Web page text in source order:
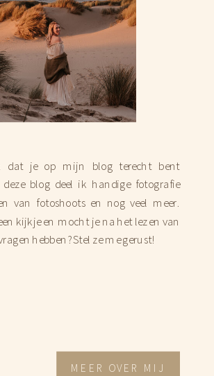
MEER OVER MIJ
dat je op mijn blog terecht bent
blog deel ik handige fotografie
van fotoshoots en nog veel meer.
kijkje en mocht je na het lezen van
hebben? Stel ze me gerust!